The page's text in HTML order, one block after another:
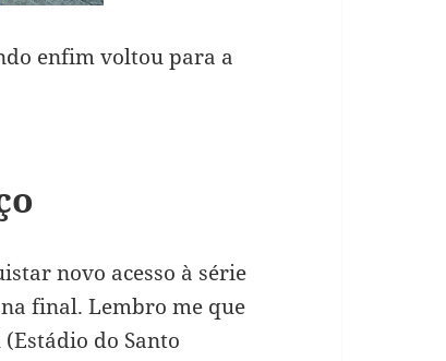
enfim voltou para a
novo acesso à série
final. Lembro me que
do Santo